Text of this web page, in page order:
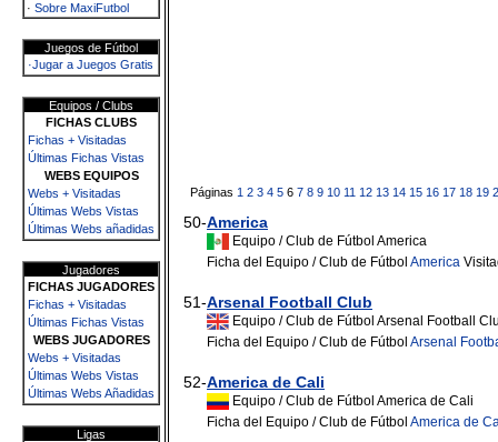
· Sobre MaxiFutbol
Juegos de Fútbol
·Jugar a Juegos Gratis
Equipos / Clubs
FICHAS CLUBS
Fichas + Visitadas
Últimas Fichas Vistas
WEBS EQUIPOS
Webs + Visitadas
Últimas Webs Vistas
Últimas Webs añadidas
Jugadores
FICHAS JUGADORES
Fichas + Visitadas
Últimas Fichas Vistas
WEBS JUGADORES
Webs + Visitadas
Últimas Webs Vistas
Últimas Webs Añadidas
Ligas
Páginas 1 2 3 4 5 6 7 8 9 10 11 12 13 14 15 16 17 18 19
50-America
Equipo / Club de Fútbol America
Ficha del Equipo / Club de Fútbol America
51-Arsenal Football Club
Equipo / Club de Fútbol Arsenal Football
Ficha del Equipo / Club de Fútbol Arsenal
52-America de Cali
Equipo / Club de Fútbol America de Cali
Ficha del Equipo / Club de Fútbol America de